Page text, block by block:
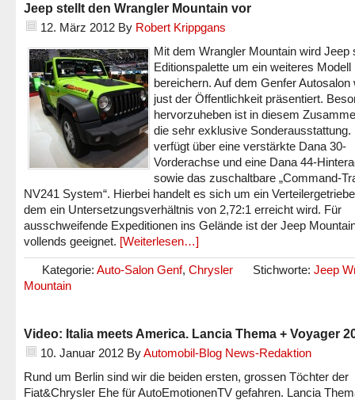
Jeep stellt den Wrangler Mountain vor
12. März 2012 By Robert Krippgans
Mit dem Wrangler Mountain wird Jeep
Editionspalette um ein weiteres Modell
bereichern. Auf dem Genfer Autosalon
just der Öffentlichkeit präsentiert.
hervorzuheben ist in diesem
die sehr exklusive Sonderausstattung.
verfügt über eine verstärkte Dana 30-
Vorderachse und eine Dana 44-
sowie das zuschaltbare „Command-
NV241 System“. Hierbei handelt es sich um ein
dem ein Untersetzungsverhältnis von 2,72:1 erreicht wird. Für
ausschweifende Expeditionen ins Gelände ist der Jeep
vollends geeignet. [Weiterlesen…]
Kategorie: Auto-Salon Genf, Chrysler Stichworte: Jeep
Mountain
Video: Italia meets America. Lancia Thema + Voyager
10. Januar 2012 ByAutomobil-Blog News-Redaktion
Rund um Berlin sind wir die beiden ersten, grossen Töchter der
Fiat&Chrysler Ehe für AutoEmotionenTV gefahren. Lancia